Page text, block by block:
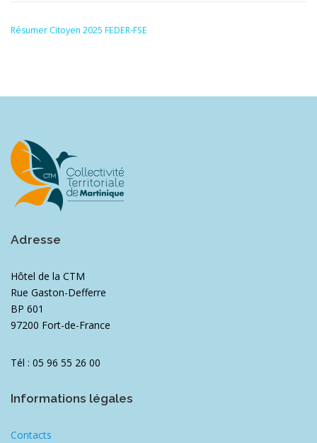
Résumer Citoyen 2025 FEDER-FSE
Adresse
Hôtel de la CTM
Rue Gaston-Defferre
BP 601
97200 Fort-de-France
Tél : 05 96 55 26 00
Informations légales
Contacts